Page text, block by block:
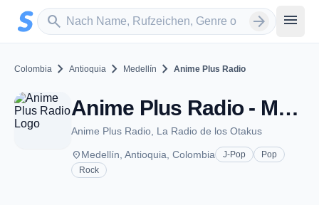
Zum Hauptinhalt springen
search
Sender suchen arrow_forward menu
Colombia chevron_right Antioquia chevron_right Medellín chevron_right Anime Plus Radio
Anime Plus Radio - Medellín
Anime Plus Radio, La Radio de los Otakus
placeMedellín, Antioquia, Colombia J-Pop
Pop
Rock